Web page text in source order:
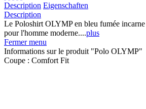
Description Eigenschaften
Description
Le Poloshirt OLYMP en bleu fumée incarne
pour l'homme moderne....plus
Fermer menu
Informations sur le produit "Polo OLYMP"
Coupe : Comfort Fit